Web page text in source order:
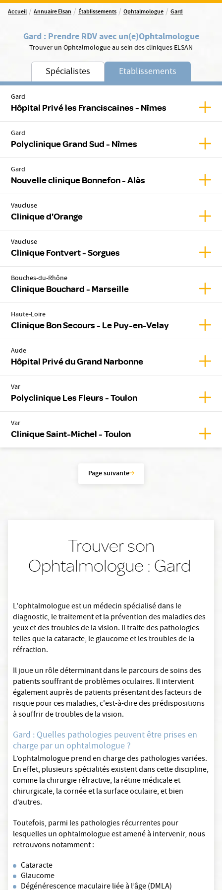
Accueil / Annuaire Elsan / Établissements / Ophtalmologue / Gard
Gard : Prendre RDV avec un(e)Ophtalmologue
Trouver un Ophtalmologue au sein des cliniques ELSAN
Spécialistes Etablissements
Gard
Hôpital Privé les Franciscaines - Nîmes
Gard
Polyclinique Grand Sud - Nîmes
Gard
Nouvelle clinique Bonnefon - Alès
Vaucluse
Clinique d'Orange
Vaucluse
Clinique Fontvert - Sorgues
Bouches-du-Rhône
Clinique Bouchard - Marseille
Haute-Loire
Clinique Bon Secours - Le Puy-en-Velay
Aude
Hôpital Privé du Grand Narbonne
Var
Polyclinique Les Fleurs - Toulon
Var
Clinique Saint-Michel - Toulon
Page suivante
Trouver son
Ophtalmologue : Gard
L'ophtalmologue est un médecin spécialisé dans le
diagnostic, le traitement et la prévention des maladies des
yeux et des troubles de la vision. Il traite des pathologies
telles que la cataracte, le glaucome et les troubles de la
réfraction.
Il joue un rôle déterminant dans le parcours de soins des
patients souffrant de problèmes oculaires. Il intervient
également auprès de patients présentant des facteurs de
risque pour ces maladies, c'est-à-dire des prédispositions
à souffrir de troubles de la vision.
Gard : Quelles pathologies peuvent être prises en
charge par un ophtalmologue ?
L’ophtalmologue prend en charge des pathologies variées.
En effet, plusieurs spécialités existent dans cette discipline,
comme la chirurgie réfractive, la rétine médicale et
chirurgicale, la cornée et la surface oculaire, et bien
d’autres.
Toutefois, parmi les pathologies récurrentes pour
lesquelles un ophtalmologue est amené à intervenir, nous
retrouvons notamment :
Cataracte
Glaucome
Dégénérescence maculaire liée à l’âge (DMLA)